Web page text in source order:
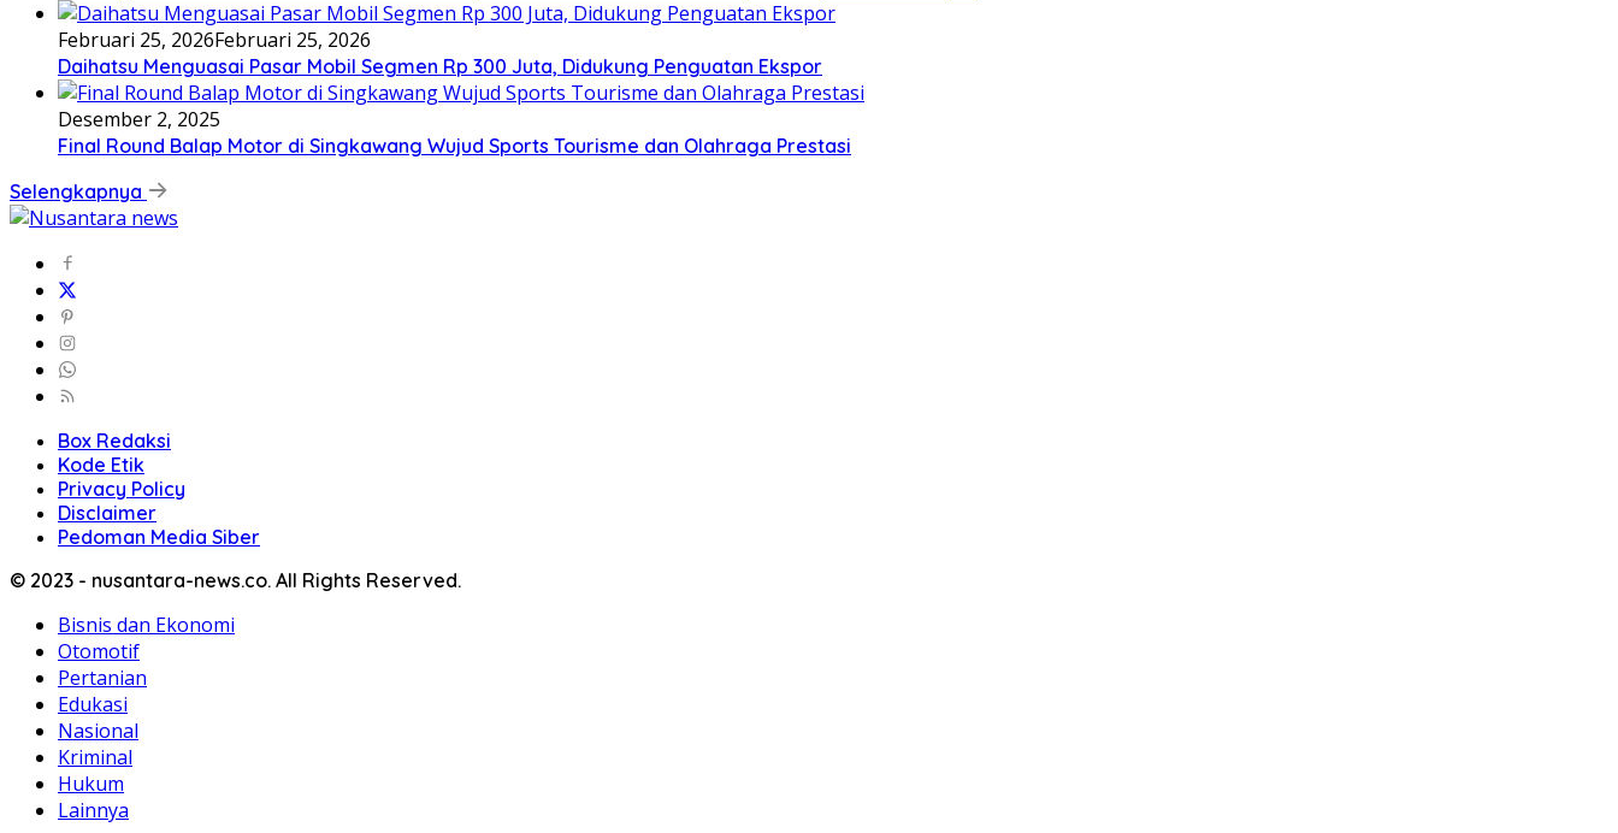
Februari 25, 2026Februari 25, 2026
Daihatsu Menguasai Pasar Mobil Segmen Rp 300 Juta, Didukung Penguatan Ekspor
Desember 2, 2025
Final Round Balap Motor di Singkawang Wujud Sports Tourisme dan Olahraga Prestasi
Selengkapnya
Box Redaksi
Kode Etik
Privacy Policy
Disclaimer
Pedoman Media Siber
© 2023 - nusantara-news.co. All Rights Reserved.
Bisnis dan Ekonomi
Otomotif
Pertanian
Edukasi
Nasional
Kriminal
Hukum
Lainnya